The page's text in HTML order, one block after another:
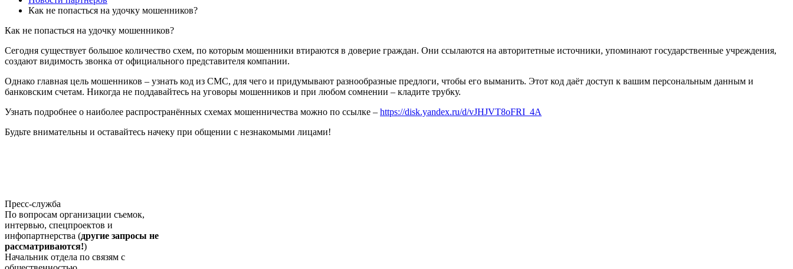
Как не попасться на удочку мошенников?
Как не попасться на удочку мошенников?
Сегодня существует большое количество схем, по которым мошенники втираются в доверие граждан. Они ссылаются на авторитетные источники, упоминают государственные учреждения,
создают видимость звонка от официального представителя компании.
Однако главная цель мошенников – узнать код из СМС, для чего и придумывают разнообразные предлоги, чтобы его выманить. Этот код даёт доступ к вашим персональным данным и
банковским счетам. Никогда не поддавайтесь на уговоры мошенников и при любом сомнении – кладите трубку.
Узнать подробнее о наиболее распространённых схемах мошенничества можно по ссылке – https://disk.yandex.ru/d/vJHJVT8oFRI_4A
Будьте внимательны и оставайтесь начеку при общении с незнакомыми лицами!
Пресс-служба
По вопросам организации съемок,
интервью, спецпроектов и
инфопартнерства (другие запросы не
рассматриваются!)
Начальник отдела по связям с